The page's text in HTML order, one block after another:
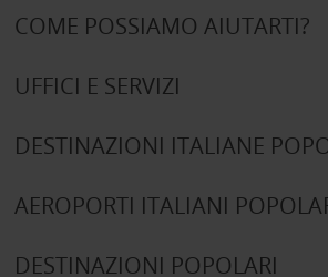
COME POSSIAMO AIUTARTI?
UFFICI E SERVIZI
DESTINAZIONI ITALIANE
AEROPORTI ITALIANI
DESTINAZIONI POPOLARI